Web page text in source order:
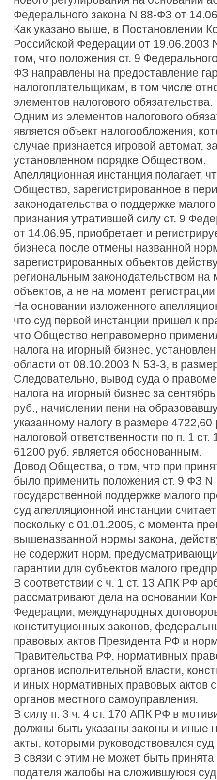
Федерального закона N 88-ФЗ от
Как указано выше, в Постановлении
Российской Федерации от 19.06.2003
том, что положения ст. 9
ФЗ направлены на предоставление
налогоплательщикам, в том числе
элементов налогового обязательства.
Одним из элементов налогового
является объект налогообложения,
случае признается игровой автомат,
установленном порядке Обществом.
Апелляционная инстанция полагает,
Общество, зарегистрированное в
законодательства о поддержке
признания утратившей силу ст. 9
от 14.06.95, приобретает и
бизнеса после отмены названной
зарегистрированных объектов
региональным законодательством
объектов, а не на момент
На основании изложенного
что суд первой инстанции пришел к
что Общество неправомерно
налога на игорный бизнес,
области от 08.10.2003 N 53-3, в
Следовательно, вывод суда о
налога на игорный бизнес за
руб., начислении пени на
указанному налогу в размере 4722,60
налоговой ответственности по п. 1
61200 руб. является обоснованным.
Довод Общества, о том, что при
было применить положения ст. 9 ФЗ
государственной поддержке малого
суд апелляционной инстанции
поскольку с 01.01.2005, с момента
вышеназванной нормы закона,
не содержит норм,
гарантии для субъектов малого
В соответствии с ч. 1 ст. 13 АПК РФ
рассматривают дела на основании
Федерации, международных
конституционных законов,
правовых актов Президента РФ и
Правительства РФ, нормативных
органов исполнительной власти,
и иных нормативных правовых актов
органов местного самоуправления.
В силу п. 3 ч. 4 ст. 170 АПК РФ в
должны быть указаны законы и иные
акты, которыми руководствовался
В связи с этим не может быть
подателя жалобы на сложившуюся